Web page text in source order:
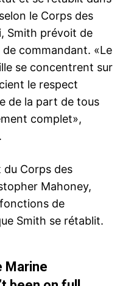
le Corps des
Smith prévoit de
commandant. «Le
se concentrent sur
le respect
de la part de tous
complet»,
du Corps des
Mahoney,
de
Smith se rétablit.
Marine